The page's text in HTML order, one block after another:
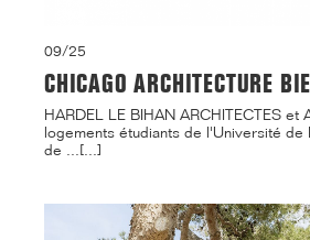
09/25
CHICAGO ARCHITECTURE
HARDEL LE BIHAN ARCHITECTES
logements étudiants de l'Université
de ...[...]